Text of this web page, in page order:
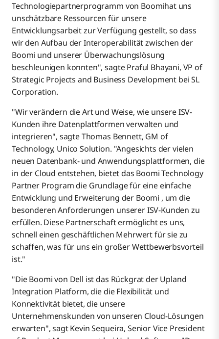
Technologiepartnerprogramm von Boomihat uns
unschätzbare Ressourcen für unsere
Entwicklungsarbeit zur Verfügung gestellt, so dass
wir den Aufbau der Interoperabilität zwischen der
Boomi und unserer Überwachungslösung
beschleunigen konnten", sagte Praful Bhayani, VP of
Strategic Projects and Business Development bei SL
Corporation.
"Wir verändern die Art und Weise, wie unsere ISV-
Kunden ihre Datenplattformen verwalten und
integrieren", sagte Thomas Bennett, GM of
Technology, Unico Solution. "Angesichts der vielen
neuen Datenbank- und Anwendungsplattformen, die
in der Cloud entstehen, bietet das Boomi Technology
Partner Program die Grundlage für eine einfache
Entwicklung und Erweiterung der Boomi , um die
besonderen Anforderungen unserer ISV-Kunden zu
erfüllen. Diese Partnerschaft ermöglicht es uns,
schnell einen geschäftlichen Mehrwert für sie zu
schaffen, was für uns ein großer Wettbewerbsvorteil
ist."
"Die Boomi von Dell ist das Rückgrat der Upland
Integration Platform, die die Flexibilität und
Konnektivität bietet, die unsere
Unternehmenskunden von unseren Cloud-Lösungen
erwarten", sagt Kevin Sequeira, Senior Vice President